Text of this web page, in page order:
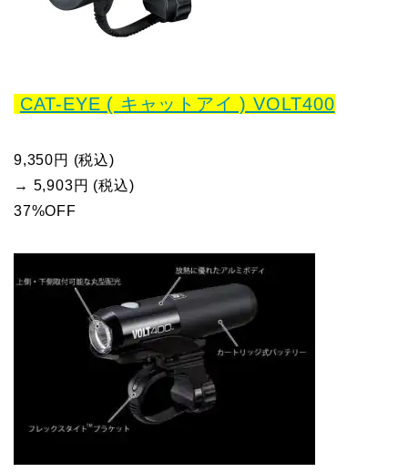
CAT-EYE ( キャットアイ ) VOLT400
9,350円 (税込)
→ 5,903円 (税込)
37%OFF